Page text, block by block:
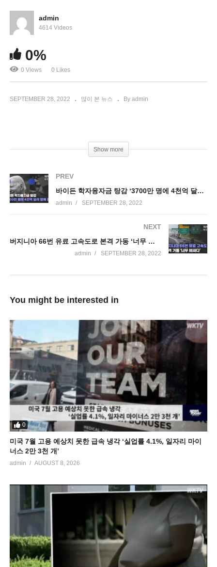
나온다
admin
4614 Videos
0%
0 Views 0 Likes
SEPTEMBER 28, 2022 많이 본 뉴스 By admin
Show more
PREV
바이든 학자융자금 탕감 ‘3700만 명에 4천억 달러 없애 준다’
admin SEPTEMBER 28, 2022
NEXT
버지니아 66번 유료 고속도로 본격 가동 ‘너무 비싸다’
admin SEPTEMBER 28, 2022
You might be interested in
0
미국 7월 고용 예상치 못한 급속 냉각 ‘실업률 4.1%, 일자리 마이
너스 2만 3천 개’
admin AUGUST 8, 2026